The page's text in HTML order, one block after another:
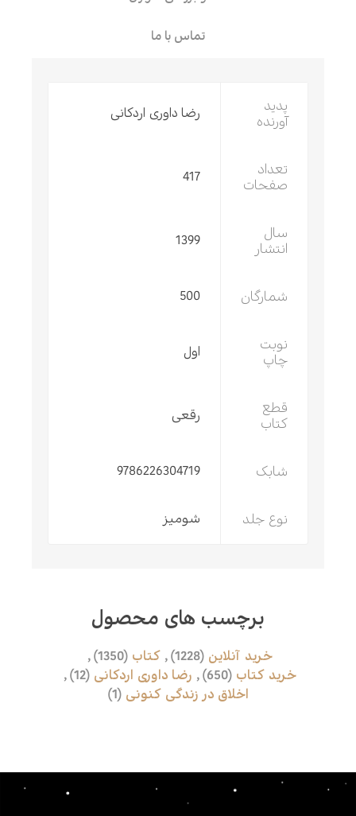
تماس با ما
پدید
آورنده
رضا داوری اردکانی
تعداد
صفحات
417
سال
انتشار
1399
شمارگان 500
نوبت
چاپ
اول
قطع
کتاب
رقعی
شابک 9786226304719
نوع جلد شومیز
برچسب های محصول
خرید آنلاین (1228)
, کتاب (1350)
,
خرید کتاب (650)
, رضا داوری اردکانی (12)
,
اخلاق در زندگی کنونی (1)